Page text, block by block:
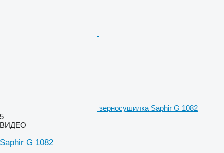
зерносушилка Saphir G 1082
5
ВИДЕО
Saphir G 1082